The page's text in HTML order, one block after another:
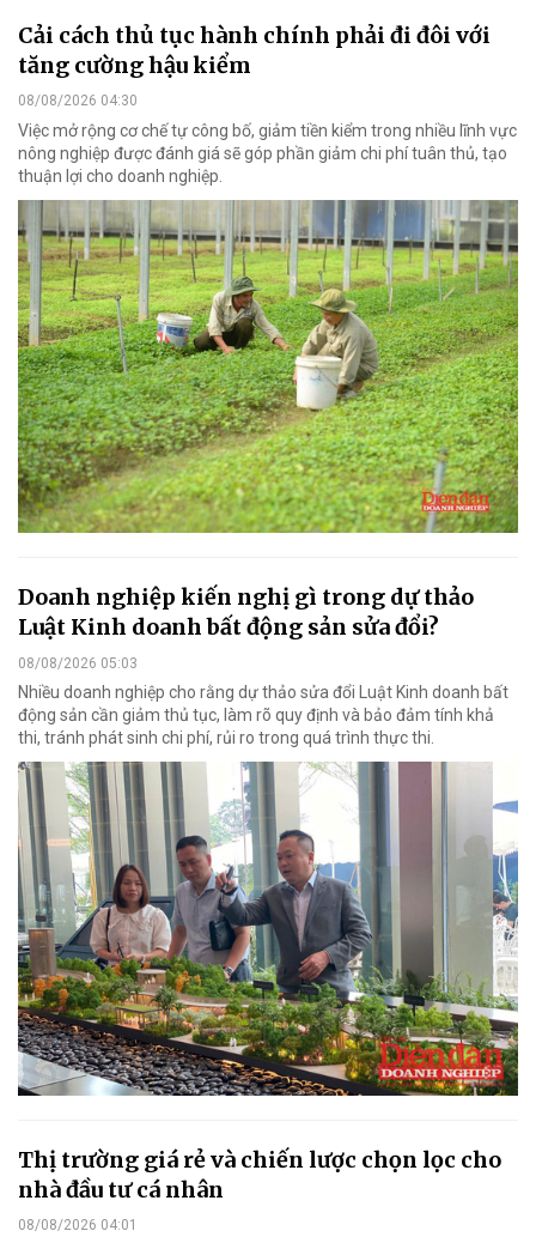
Cải cách thủ tục hành chính phải đi đôi với
tăng cường hậu kiểm
08/08/2026 04:30
Việc mở rộng cơ chế tự công bố, giảm tiền kiểm trong nhiều lĩnh vực
nông nghiệp được đánh giá sẽ góp phần giảm chi phí tuân thủ, tạo
thuận lợi cho doanh nghiệp.
Doanh nghiệp kiến nghị gì trong dự thảo
Luật Kinh doanh bất động sản sửa đổi?
08/08/2026 05:03
Nhiều doanh nghiệp cho rằng dự thảo sửa đổi Luật Kinh doanh bất
động sản cần giảm thủ tục, làm rõ quy định và bảo đảm tính khả
thi, tránh phát sinh chi phí, rủi ro trong quá trình thực thi.
Thị trường giá rẻ và chiến lược chọn lọc cho
nhà đầu tư cá nhân
08/08/2026 04:01